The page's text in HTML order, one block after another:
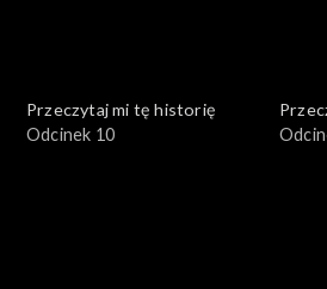
Przeczytaj mi tę historię
Odcinek 10